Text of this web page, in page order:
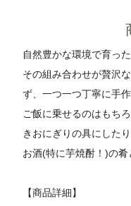
自然豊かな環境で育っ
その組み合わせが贅沢
ず、一つ一つ丁寧に手
ご飯に乗せるのはもち
きおにぎりの具にしたり
お酒(特に芋焼酎！)の肴
【商品詳細】